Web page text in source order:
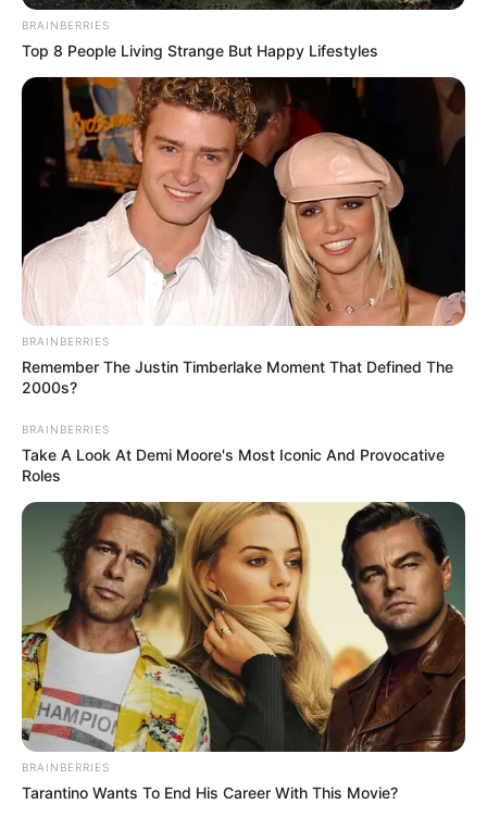
BRAINBERRIES
Top 8 People Living Strange But Happy Lifestyles
BRAINBERRIES
Remember The Justin Timberlake Moment That Defined The
2000s?
BRAINBERRIES
Take A Look At Demi Moore's Most Iconic And Provocative
Roles
BRAINBERRIES
Tarantino Wants To End His Career With This Movie?